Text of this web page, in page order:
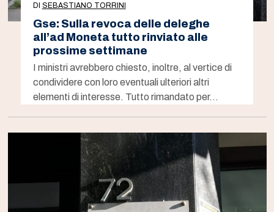
DI SEBASTIANO TORRINI
Gse: Sulla revoca delle deleghe
all’ad Moneta tutto rinviato alle
prossime settimane
I ministri avrebbero chiesto, inoltre, al vertice di
condividere con loro eventuali ulteriori altri
elementi di interesse. Tutto rimandato per…